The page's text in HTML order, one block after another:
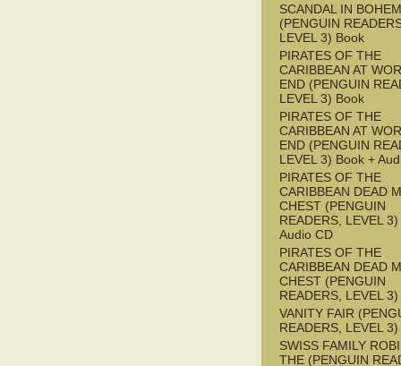
SCANDAL IN
(PENGUIN
LEVEL 3) Book
PIRATES OF THE
CARIBBEAN AT
END (PENGUIN
LEVEL 3) Book
PIRATES OF THE
CARIBBEAN AT
END (PENGUIN
LEVEL 3) Book +
PIRATES OF THE
CARIBBEAN DEAD
CHEST (PENGUIN
READERS, LEVEL
Audio CD
PIRATES OF THE
CARIBBEAN DEAD
CHEST (PENGUIN
READERS, LEVEL
VANITY FAIR
READERS, LEVEL
SWISS FAMILY
THE (PENGUIN